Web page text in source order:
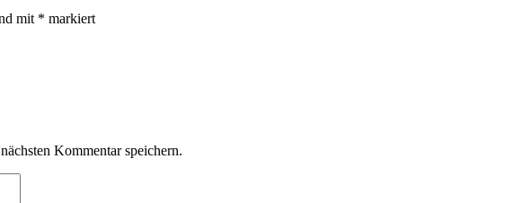
mit * markiert
Kommentar speichern.